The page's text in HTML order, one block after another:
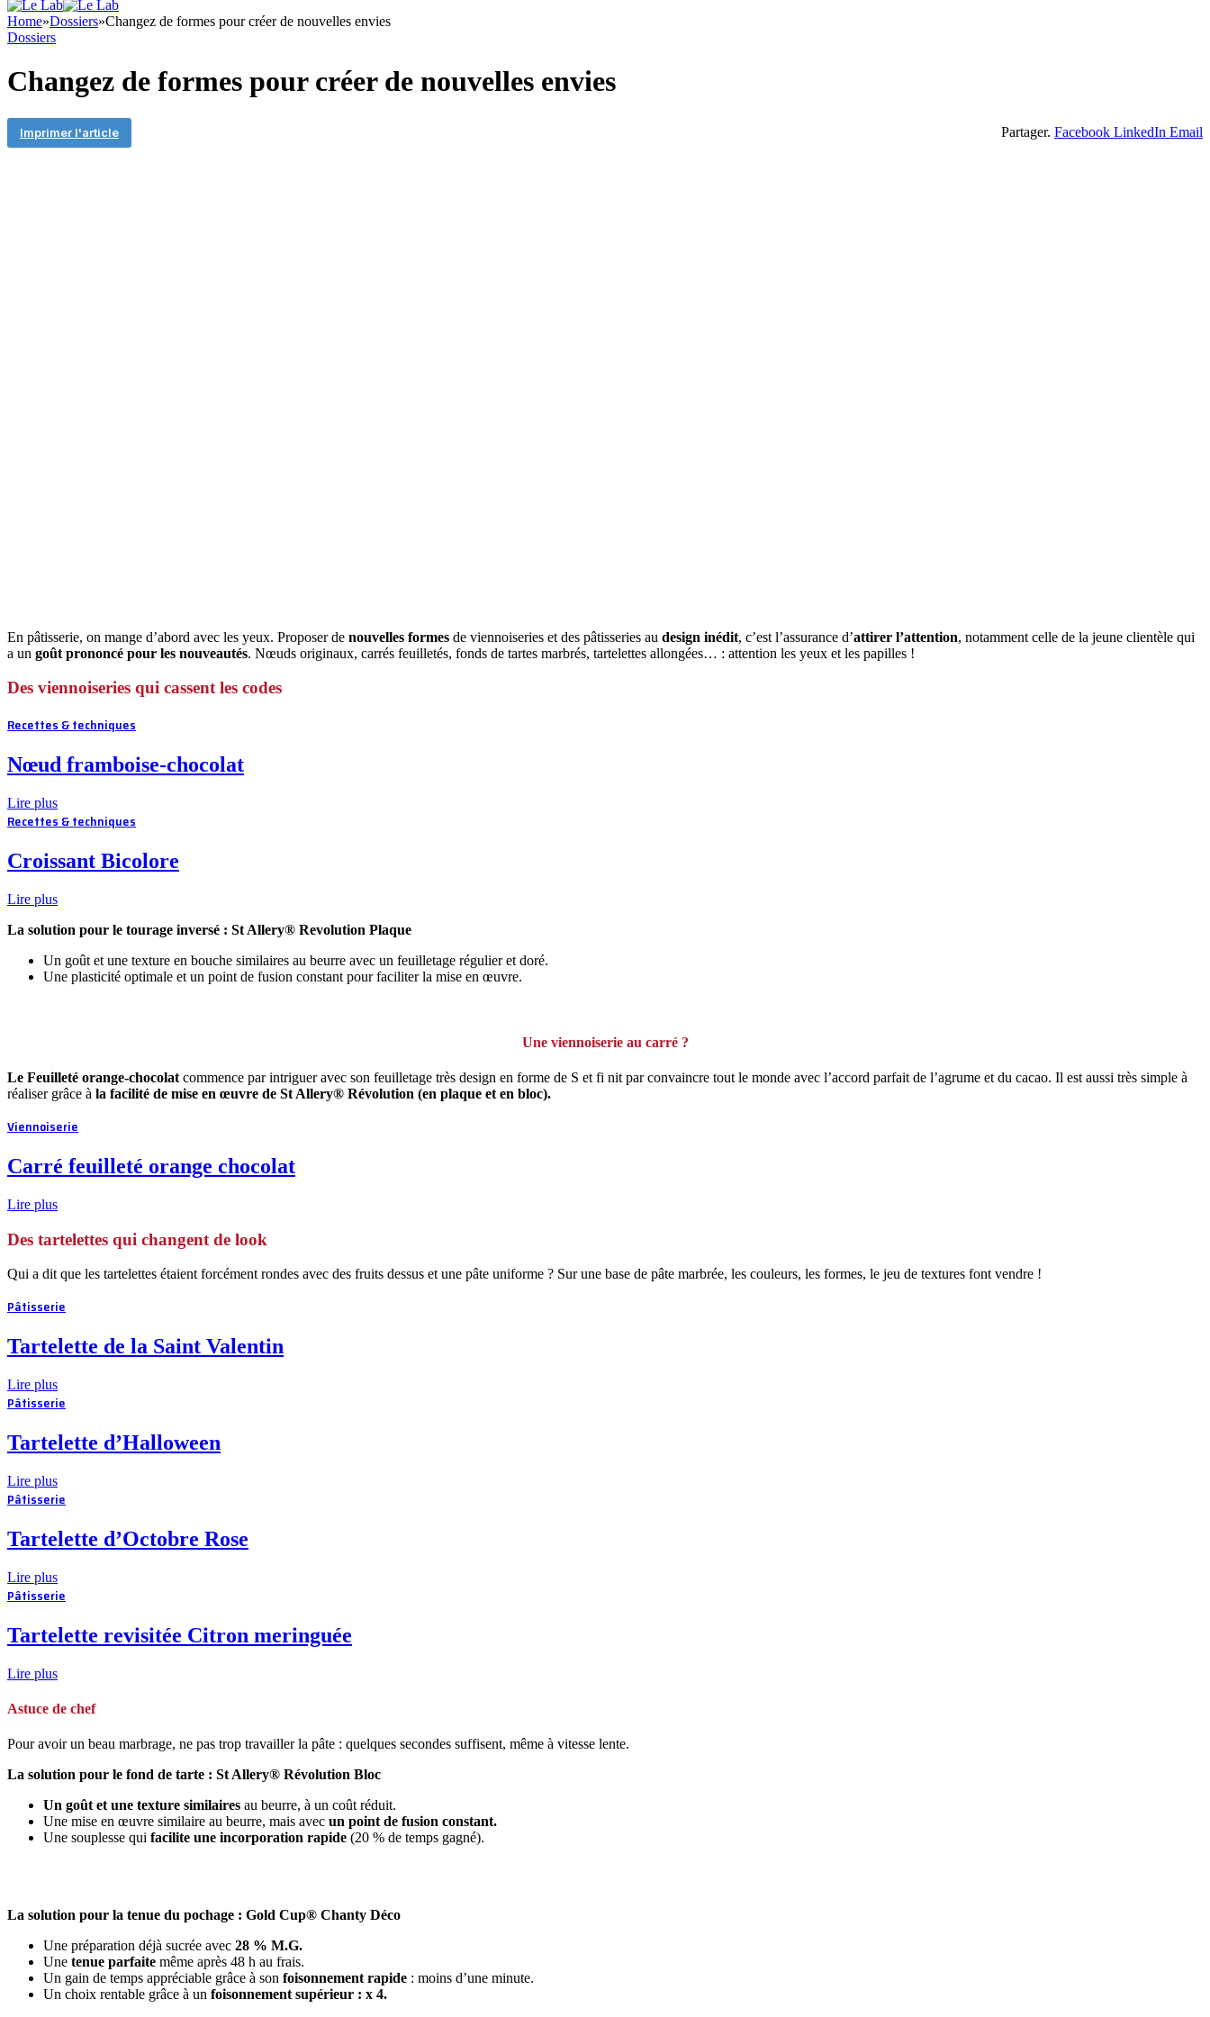
Home»Dossiers»Changez de formes pour créer de nouvelles envies
Dossiers
Changez de formes pour créer de nouvelles envies
Imprimer l'article Partager. Facebook LinkedIn Email
En pâtisserie, on mange d’abord avec les yeux. Proposer de nouvelles formes de viennoiseries et des pâtisseries au design inédit, c’est l’assurance d’attirer l’attention, notamment celle de la jeune clientèle qui
a un goût prononcé pour les nouveautés. Nœuds originaux, carrés feuilletés, fonds de tartes marbrés, tartelettes allongées… : attention les yeux et les papilles !
Des viennoiseries qui cassent les codes
Recettes & techniques
Nœud framboise-chocolat
Lire plus
Recettes & techniques
Croissant Bicolore
Lire plus
La solution pour le tourage inversé : St Allery® Revolution Plaque
Un goût et une texture en bouche similaires au beurre avec un feuilletage régulier et doré.
Une plasticité optimale et un point de fusion constant pour faciliter la mise en œuvre.
Une viennoiserie au carré ?
Le Feuilleté orange-chocolat commence par intriguer avec son feuilletage très design en forme de S et fi nit par convaincre tout le monde avec l’accord parfait de l’agrume et du cacao. Il est aussi très simple à
réaliser grâce à la facilité de mise en œuvre de St Allery® Révolution (en plaque et en bloc).
Viennoiserie
Carré feuilleté orange chocolat
Lire plus
Des tartelettes qui changent de look
Qui a dit que les tartelettes étaient forcément rondes avec des fruits dessus et une pâte uniforme ? Sur une base de pâte marbrée, les couleurs, les formes, le jeu de textures font vendre !
Pâtisserie
Tartelette de la Saint Valentin
Lire plus
Pâtisserie
Tartelette d’Halloween
Lire plus
Pâtisserie
Tartelette d’Octobre Rose
Lire plus
Pâtisserie
Tartelette revisitée Citron meringuée
Lire plus
Astuce de chef
Pour avoir un beau marbrage, ne pas trop travailler la pâte : quelques secondes suffisent, même à vitesse lente.
La solution pour le fond de tarte : St Allery® Révolution Bloc
Un goût et une texture similaires au beurre, à un coût réduit.
Une mise en œuvre similaire au beurre, mais avec un point de fusion constant.
Une souplesse qui facilite une incorporation rapide (20 % de temps gagné).
La solution pour la tenue du pochage : Gold Cup® Chanty Déco
Une préparation déjà sucrée avec 28 % M.G.
Une tenue parfaite même après 48 h au frais.
Un gain de temps appréciable grâce à son foisonnement rapide : moins d’une minute.
Un choix rentable grâce à un foisonnement supérieur : x 4.